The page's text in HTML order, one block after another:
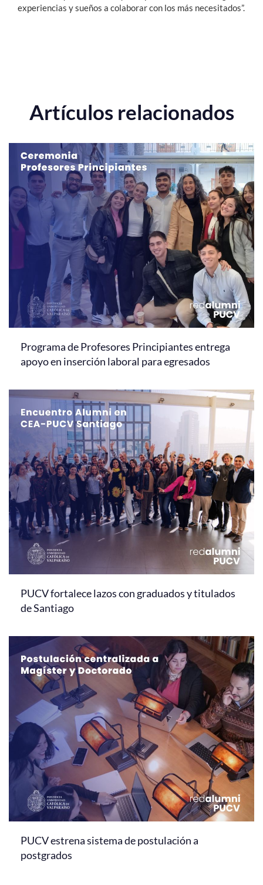
experiencias y sueños a colaborar con los más necesitados”.
Artículos relacionados
Programa de Profesores Principiantes entrega
apoyo en inserción laboral para egresados
PUCV fortalece lazos con graduados y titulados
de Santiago
PUCV estrena sistema de postulación a
postgrados